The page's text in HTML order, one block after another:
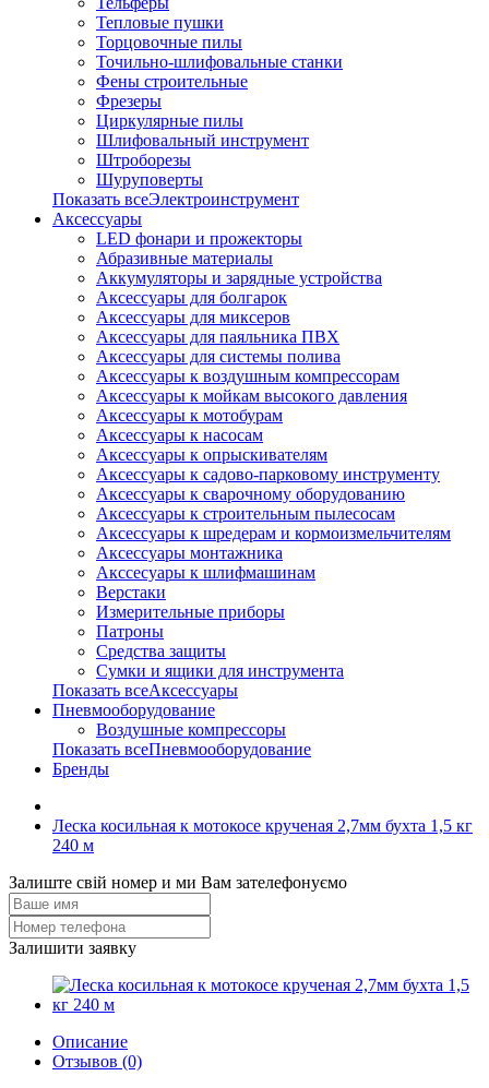
Тепловые пушки
Торцовочные пилы
Точильно-шлифовальные станки
Фены строительные
Фрезеры
Циркулярные пилы
Шлифовальный инструмент
Штроборезы
Шуруповерты
Показать всеЭлектроинструмент
Аксессуары
LED фонари и прожекторы
Абразивные материалы
Аккумуляторы и зарядные устройства
Аксессуары для болгарок
Аксессуары для миксеров
Аксессуары для паяльника ПВХ
Аксессуары для системы полива
Аксессуары к воздушным компрессорам
Аксессуары к мойкам высокого давления
Аксессуары к мотобурам
Аксессуары к насосам
Аксессуары к опрыскивателям
Аксессуары к садово-парковому инструменту
Аксессуары к сварочному оборудованию
Аксессуары к строительным пылесосам
Аксессуары к шредерам и кормоизмельчителям
Аксессуары монтажника
Акссесуары к шлифмашинам
Верстаки
Измерительные приборы
Патроны
Средства защиты
Сумки и ящики для инструмента
Показать всеАксессуары
Пневмооборудование
Воздушные компрессоры
Показать всеПневмооборудование
Бренды
Леска косильная к мотокосе крученая 2,7мм бухта 1,5 кг
240 м
Залиште свій номер и ми Вам зателефонуємо
Залишити заявку
Описание
Отзывов (0)